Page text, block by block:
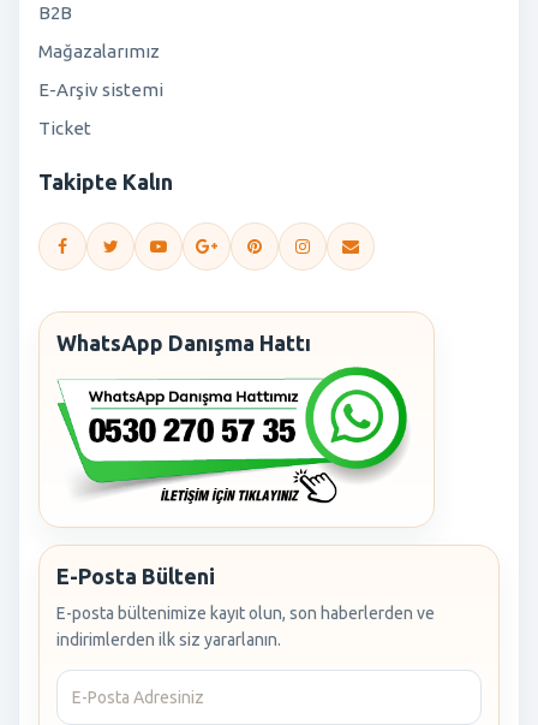
B2B
Mağazalarımız
E-Arşiv sistemi
Ticket
Takipte Kalın
WhatsApp Danışma Hattı
E-Posta Bülteni
E-posta bültenimize kayıt olun, son haberlerden ve
indirimlerden ilk siz yararlanın.